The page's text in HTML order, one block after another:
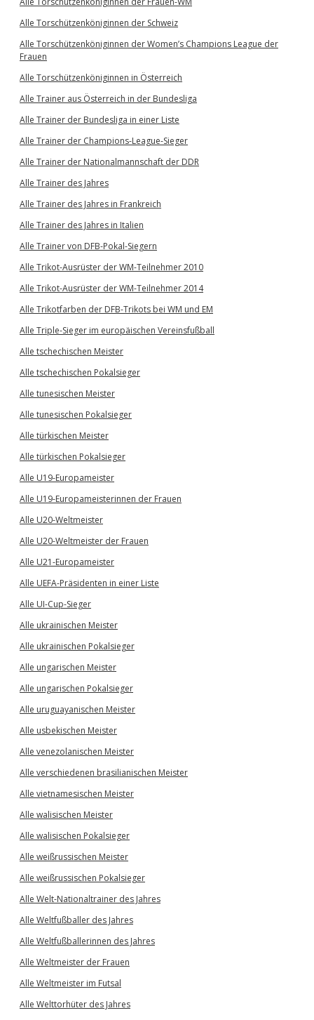
Alle Torschützenköniginnen der Schweiz
Alle Torschützenköniginnen der Women’s Champions League der
Frauen
Alle Torschützenköniginnen in Österreich
Alle Trainer aus Österreich in der Bundesliga
Alle Trainer der Bundesliga in einer Liste
Alle Trainer der Champions-League-Sieger
Alle Trainer der Nationalmannschaft der DDR
Alle Trainer des Jahres
Alle Trainer des Jahres in Frankreich
Alle Trainer des Jahres in Italien
Alle Trainer von DFB-Pokal-Siegern
Alle Trikot-Ausrüster der WM-Teilnehmer 2010
Alle Trikot-Ausrüster der WM-Teilnehmer 2014
Alle Trikotfarben der DFB-Trikots bei WM und EM
Alle Triple-Sieger im europäischen Vereinsfußball
Alle tschechischen Meister
Alle tschechischen Pokalsieger
Alle tunesischen Meister
Alle tunesischen Pokalsieger
Alle türkischen Meister
Alle türkischen Pokalsieger
Alle U19-Europameister
Alle U19-Europameisterinnen der Frauen
Alle U20-Weltmeister
Alle U20-Weltmeister der Frauen
Alle U21-Europameister
Alle UEFA-Präsidenten in einer Liste
Alle UI-Cup-Sieger
Alle ukrainischen Meister
Alle ukrainischen Pokalsieger
Alle ungarischen Meister
Alle ungarischen Pokalsieger
Alle uruguayanischen Meister
Alle usbekischen Meister
Alle venezolanischen Meister
Alle verschiedenen brasilianischen Meister
Alle vietnamesischen Meister
Alle walisischen Meister
Alle walisischen Pokalsieger
Alle weißrussischen Meister
Alle weißrussischen Pokalsieger
Alle Welt-Nationaltrainer des Jahres
Alle Weltfußballer des Jahres
Alle Weltfußballerinnen des Jahres
Alle Weltmeister der Frauen
Alle Weltmeister im Futsal
Alle Welttorhüter des Jahres